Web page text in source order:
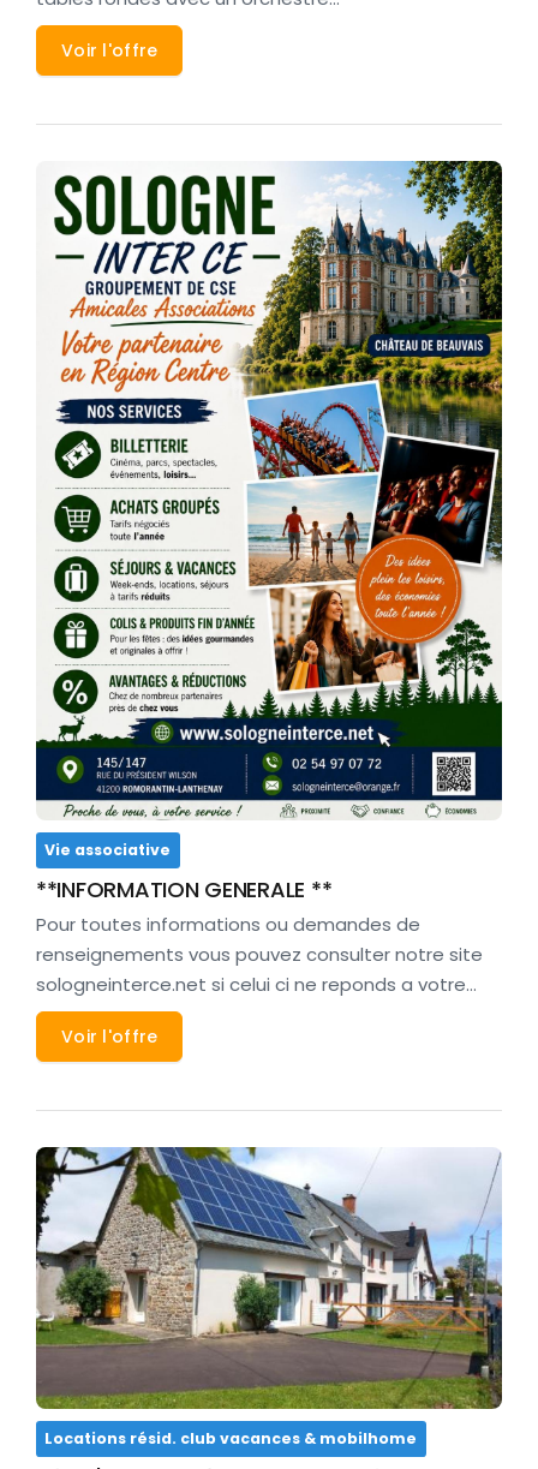
Voir l'offre
Vie associative
**INFORMATION GENERALE **
Pour toutes informations ou demandes de
renseignements vous pouvez consulter notre site
sologneinterce.net si celui ci ne reponds a votre…
Voir l'offre
Locations résid. club vacances & mobilhome